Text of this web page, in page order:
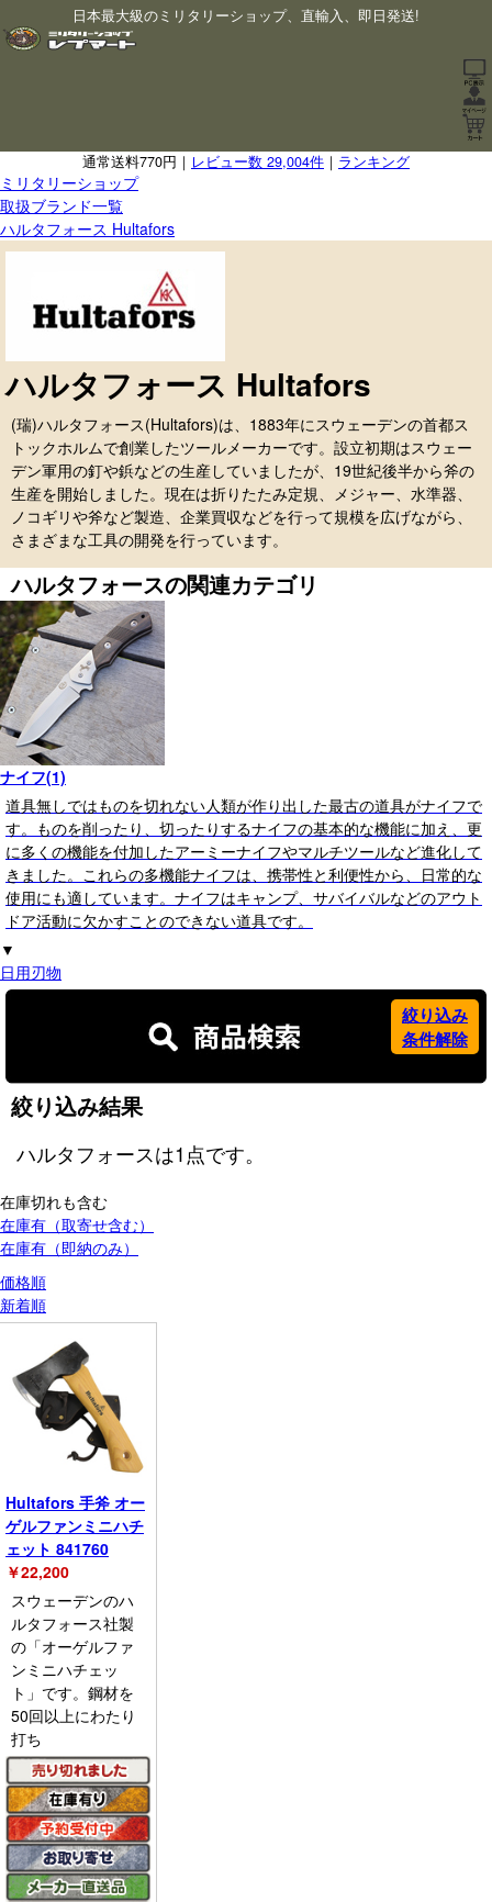
日本最大級のミリタリーショップ、直輸入、即日発送!
通常送料770円｜ レビュー数 29,004件 ｜ ランキング
ミリタリーショップ
取扱ブランド一覧
ハルタフォース Hultafors
ハルタフォース Hultafors
(瑞)ハルタフォース(Hultafors)は、1883年にスウェーデンの首都ス
トックホルムで創業したツールメーカーです。設立初期はスウェー
デン軍用の釘や鋲などの生産していましたが、19世紀後半から斧の
生産を開始しました。現在は折りたたみ定規、メジャー、水準器、
ノコギリや斧など製造、企業買収などを行って規模を広げながら、
さまざまな工具の開発を行っています。
ハルタフォースの関連カテゴリ
ナイフ(1)
道具無しではものを切れない人類が作り出した最古の道具がナイフで
す。ものを削ったり、切ったりするナイフの基本的な機能に加え、更
に多くの機能を付加したアーミーナイフやマルチツールなど進化して
きました。これらの多機能ナイフは、携帯性と利便性から、日常的な
使用にも適しています。ナイフはキャンプ、サバイバルなどのアウト
ドア活動に欠かすことのできない道具です。
▼
日用刃物
絞り込み結果
絞り込み
条件解除
ハルタフォースは1点です。
在庫切れも含む
在庫有（取寄せ含む）
在庫有（即納のみ）
価格順
新着順
Hultafors 手斧 オー
ゲルファンミニハチ
ェット 841760
￥22,200
スウェーデンのハ
ルタフォース社製
の「オーゲルファ
ンミニハチェッ
ト」です。鋼材を
50回以上にわたり
打ち